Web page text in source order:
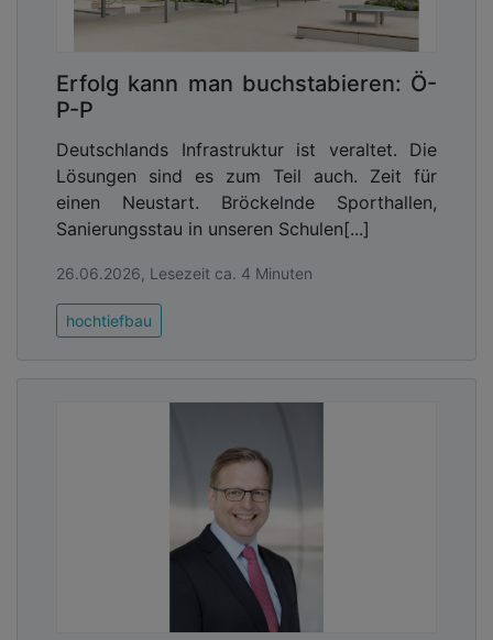
Erfolg kann man buchstabieren: Ö-
P-P
Deutschlands Infrastruktur ist veraltet. Die
Lösungen sind es zum Teil auch. Zeit für
einen Neustart. Bröckelnde Sporthallen,
Sanierungsstau in unseren Schulen[...]
26.06.2026, Lesezeit ca. 4 Minuten
hochtiefbau